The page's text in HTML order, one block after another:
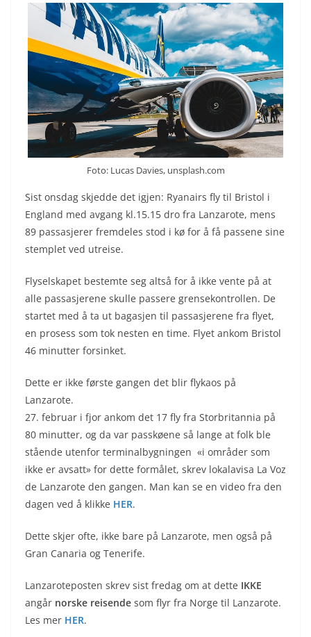
Foto: Lucas Davies, unsplash.com
Sist onsdag skjedde det igjen: Ryanairs fly til Bristol i
England med avgang kl.15.15 dro fra Lanzarote, mens
89 passasjerer fremdeles stod i kø for å få passene sine
stemplet ved utreise.
Flyselskapet bestemte seg altså for å ikke vente på at
alle passasjerene skulle passere grensekontrollen. De
startet med å ta ut bagasjen til passasjerene fra flyet,
en prosess som tok nesten en time. Flyet ankom Bristol
46 minutter forsinket.
Dette er ikke første gangen det blir flykaos på
Lanzarote.
27. februar i fjor ankom det 17 fly fra Storbritannia på
80 minutter, og da var passkøene så lange at folk ble
stående utenfor terminalbygningen «i områder som
ikke er avsatt» for dette formålet, skrev lokalavisa La Voz
de Lanzarote den gangen. Man kan se en video fra den
dagen ved å klikke HER.
Dette skjer ofte, ikke bare på Lanzarote, men også på
Gran Canaria og Tenerife.
Lanzaroteposten skrev sist fredag om at dette IKKE
angår norske reisende som flyr fra Norge til Lanzarote.
Les mer HER.